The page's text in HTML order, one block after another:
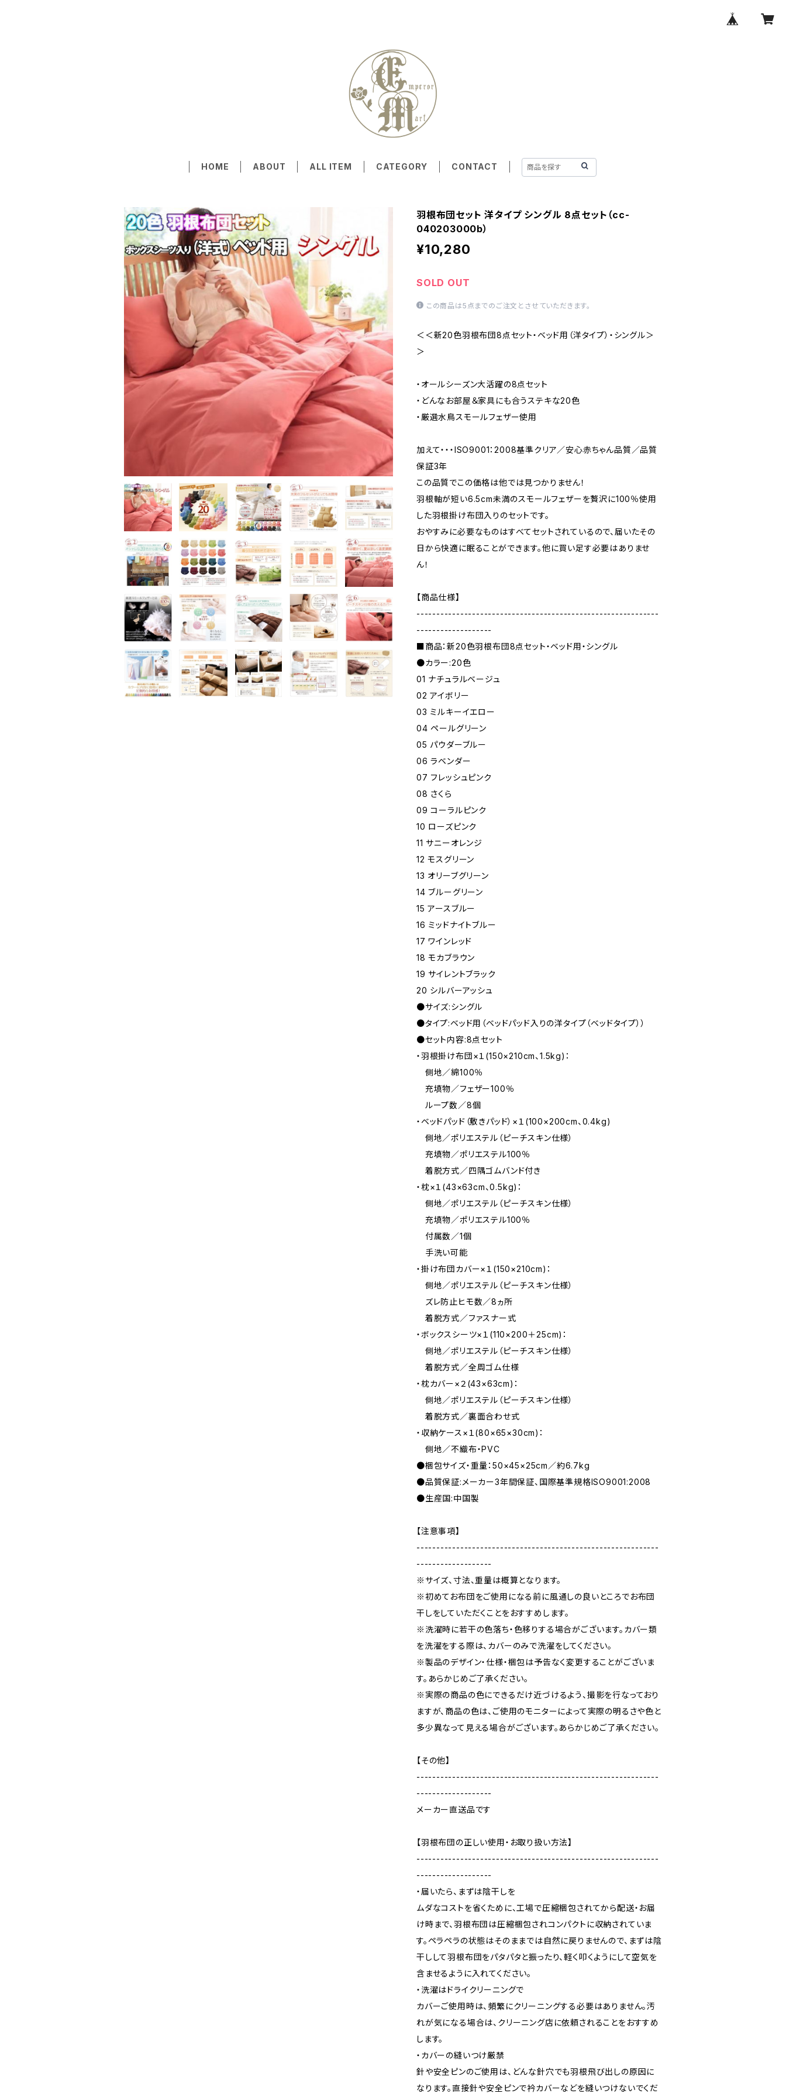
HOME ABOUT ALL ITEM CATEGORY CONTACT
羽根布団セット 洋タイプ シングル 8点セット（cc-
040203000b）
¥10,280
SOLD OUT
この商品は5点までのご注文とさせていただきます。
＜＜新20色羽根布団8点セット・ベッド用（洋タイプ）・シングル＞
＞
・オールシーズン大活躍の8点セット
・どんなお部屋＆家具にも合うステキな20色
・厳選水鳥スモールフェザー使用
加えて・・・ISO9001：2008基準クリア／安心赤ちゃん品質／品質
保証3年
この品質でこの価格は他では見つかりません！
羽根軸が短い6.5cm未満のスモールフェザーを贅沢に100％使用
した羽根掛け布団入りのセットです。
おやすみに必要なものはすべてセットされているので、届いたその
日から快適に眠ることができます。他に買い足す必要はありませ
ん！
【商品仕様】
-------------------------------------------------------------
-------------------
■商品：新20色羽根布団8点セット・ベッド用・シングル
●カラー:20色
01 ナチュラルベージュ
02 アイボリー
03 ミルキーイエロー
04 ペールグリーン
05 パウダーブルー
06 ラベンダー
07 フレッシュピンク
08 さくら
09 コーラルピンク
10 ローズピンク
11 サニーオレンジ
12 モスグリーン
13 オリーブグリーン
14 ブルーグリーン
15 アースブルー
16 ミッドナイトブルー
17 ワインレッド
18 モカブラウン
19 サイレントブラック
20 シルバーアッシュ
●サイズ:シングル
●タイプ:ベッド用（ベッドパッド入りの洋タイプ（ベッドタイプ））
●セット内容:8点セット
・羽根掛け布団×１(150×210cm、1.5kg)：
側地／綿100％
充填物／フェザー100％
ループ数／8個
・ベッドパッド（敷きパッド）×１(100×200cm、0.4kg)
側地／ポリエステル（ピーチスキン仕様）
充填物／ポリエステル100％
着脱方式／四隅ゴムバンド付き
・枕×１(43×63cm、0.5kg)：
側地／ポリエステル（ピーチスキン仕様）
充填物／ポリエステル100％
付属数／1個
手洗い可能
・掛け布団カバー×１(150×210cm)：
側地／ポリエステル（ピーチスキン仕様）
ズレ防止ヒモ数／8ヵ所
着脱方式／ファスナー式
・ボックスシーツ×１(110×200＋25cm)：
側地／ポリエステル（ピーチスキン仕様）
着脱方式／全周ゴム仕様
・枕カバー×２(43×63cm)：
側地／ポリエステル（ピーチスキン仕様）
着脱方式／裏面合わせ式
・収納ケース×１(80×65×30cm)：
側地／不織布・PVC
●梱包サイズ・重量：50×45×25cm／約6.7kg
●品質保証:メーカー3年間保証、国際基準規格ISO9001:2008
●生産国:中国製
【注意事項】
-------------------------------------------------------------
-------------------
※サイズ、寸法、重量は概算となります。
※初めてお布団をご使用になる前に風通しの良いところでお布団
干しをしていただくことをおすすめします。
※洗濯時に若干の色落ち・色移りする場合がございます。カバー類
を洗濯をする際は、カバーのみで洗濯をしてください。
※製品のデザイン・仕様・梱包は予告なく変更することがございま
す。あらかじめご了承ください。
※実際の商品の色にできるだけ近づけるよう、撮影を行なっており
ますが、商品の色は、ご使用のモニターによって実際の明るさや色と
多少異なって見える場合がございます。あらかじめご了承ください。
【その他】
-------------------------------------------------------------
-------------------
メーカー直送品です
【羽根布団の正しい使用・お取り扱い方法】
-------------------------------------------------------------
-------------------
・届いたら、まずは陰干しを
ムダなコストを省くために、工場で圧縮梱包されてから配送・お届
け時まで、羽根布団は圧縮梱包されコンパクトに収納されていま
す。ペラペラの状態はそのままでは自然に戻りませんので、まずは陰
干しして羽根布団をパタパタと振ったり、軽く叩くようにして空気を
含ませるように入れてください。
・洗濯はドライクリーニングで
カバーご使用時は、頻繁にクリーニングする必要はありません。汚
れが気になる場合は、クリーニング店に依頼されることをおすすめ
します。
・カバーの縫いつけ厳禁
針や安全ピンのご使用は、どんな針穴でも羽根飛び出しの原因に
なります。直接針や安全ピンで衿カバーなどを縫いつけないでくだ